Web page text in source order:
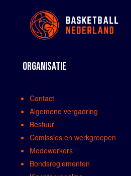
ORGANISATIE
Contact
Algemene vergadring
Bestuur
Comissies en werkgroepen
Medewerkers
Bondsreglementen